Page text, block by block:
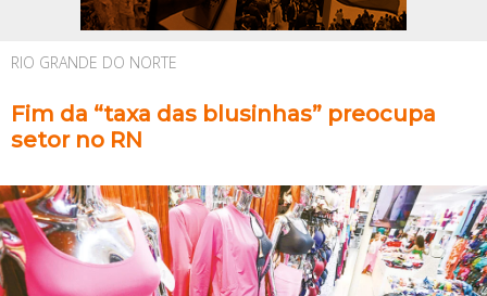
RIO GRANDE DO NORTE
Fim da “taxa das blusinhas” preocupa
setor no RN